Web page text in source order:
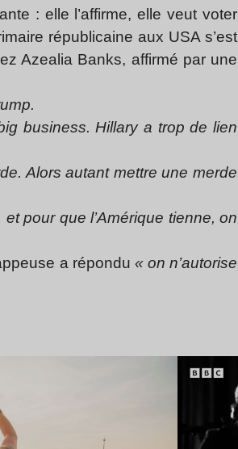
: elle l’affirme, elle veut voter
républicaine aux USA s’est
Azealia Banks, affirmé par une
business. Hillary a trop de lien
Alors autant mettre une merde
pour que l’Amérique tienne, on
a répondu « on n’autorise